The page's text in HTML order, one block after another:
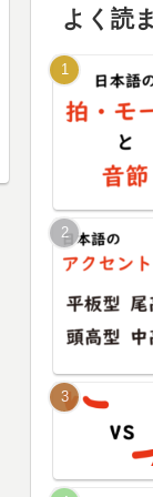
よく読